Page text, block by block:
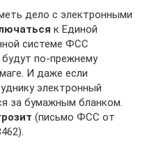
дело с электронными
к Единой
системе ФСС
будут по-прежнему
И даже если
электронный
за бумажным бланком.
(письмо ФСС от